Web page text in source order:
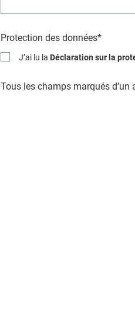
Protection des données*
J’ai lu la Déclaration sur la
Tous les champs marqués